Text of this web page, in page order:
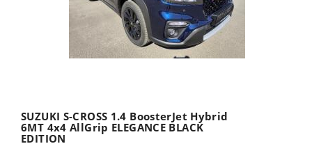
SUZUKI S-CROSS 1.4 BoosterJet Hybrid
6MT 4x4 AllGrip ELEGANCE BLACK
EDITION